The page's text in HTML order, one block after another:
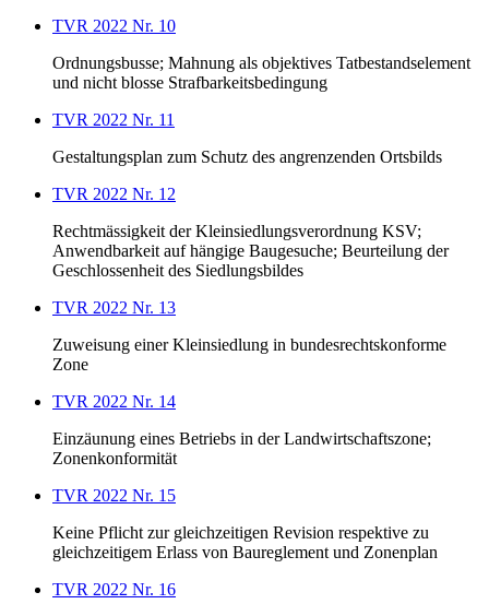
TVR 2022 Nr. 10
Ordnungsbusse; Mahnung als objektives Tatbestandselement
und nicht blosse Strafbarkeitsbedingung
TVR 2022 Nr. 11
Gestaltungsplan zum Schutz des angrenzenden Ortsbilds
TVR 2022 Nr. 12
Rechtmässigkeit der Kleinsiedlungsverordnung KSV;
Anwendbarkeit auf hängige Baugesuche; Beurteilung der
Geschlossenheit des Siedlungsbildes
TVR 2022 Nr. 13
Zuweisung einer Kleinsiedlung in bundesrechtskonforme
Zone
TVR 2022 Nr. 14
Einzäunung eines Betriebs in der Landwirtschaftszone;
Zonenkonformität
TVR 2022 Nr. 15
Keine Pflicht zur gleichzeitigen Revision respektive zu
gleichzeitigem Erlass von Baureglement und Zonenplan
TVR 2022 Nr. 16